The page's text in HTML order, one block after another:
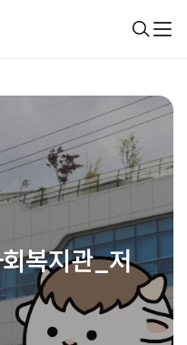
복지관_저